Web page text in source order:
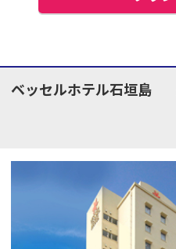
ベッセルホテル石垣島